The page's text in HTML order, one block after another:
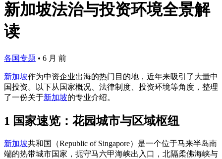
新加坡法治与投资环境全景解
读
各国专题 • 6 月 前
新加坡作为中资企业出海的热门目的地，近年来吸引了大量中
国投资。以下从国家概况、法律制度、投资环境等角度，整理
了一份关于新加坡的专业介绍。
1 国家速览：花园城市与区域枢纽
新加坡共和国（Republic of Singapore）是一个位于马来半岛南
端的热带城市国家，扼守马六甲海峡出入口，北隔柔佛海峡与